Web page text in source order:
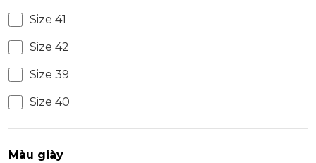
Size 41
Size 42
Size 39
Size 40
Màu giày